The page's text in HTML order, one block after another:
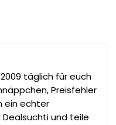
täglich für euch
Preisfehler
ein echter
und teile